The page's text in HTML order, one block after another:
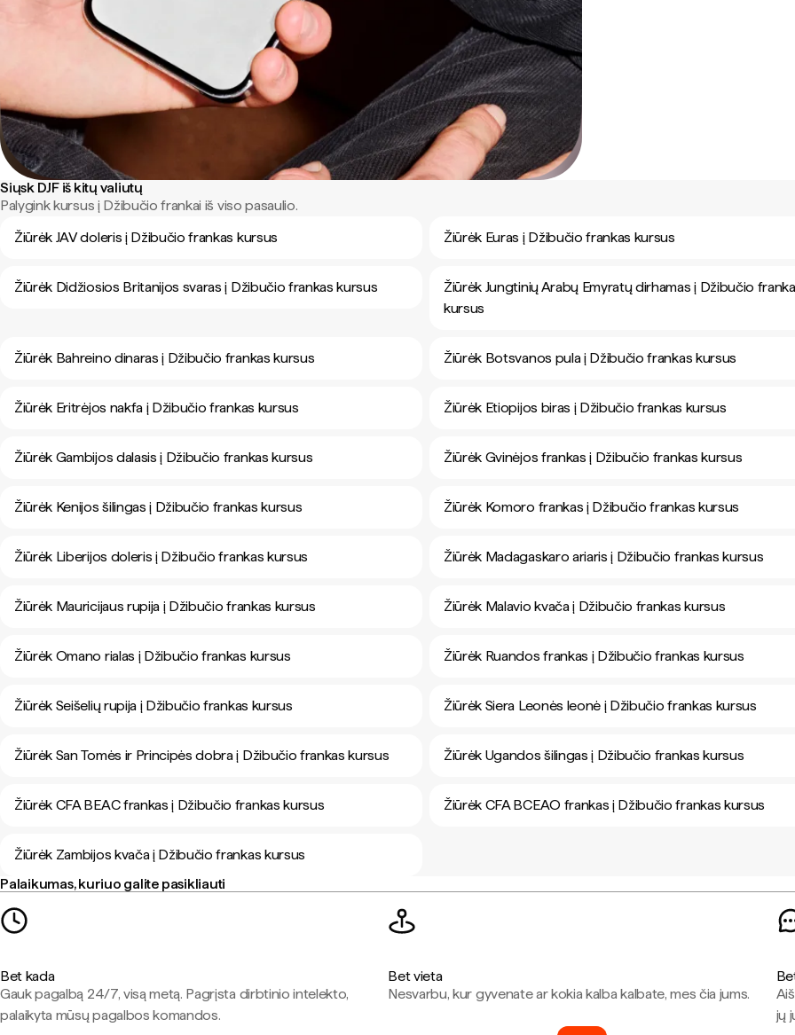
Siųsk DJF iš kitų valiutų
Palygink kursus į Džibučio frankai iš viso pasaulio.
Žiūrėk JAV doleris į Džibučio frankas kursus
Žiūrėk Euras į Džibučio frankas kursus
Žiūrėk Didžiosios Britanijos svaras į Džibučio frankas kursus
Žiūrėk Jungtinių Arabų Emyratų dirhamas į Džibučio
kursus
Žiūrėk Bahreino dinaras į Džibučio frankas kursus Žiūrėk Botsvanos pula į Džibučio frankas kursus
Žiūrėk Eritrėjos nakfa į Džibučio frankas kursus Žiūrėk Etiopijos biras į Džibučio frankas kursus
Žiūrėk Gambijos dalasis į Džibučio frankas kursus Žiūrėk Gvinėjos frankas į Džibučio frankas kursus
Žiūrėk Kenijos šilingas į Džibučio frankas kursus Žiūrėk Komoro frankas į Džibučio frankas kursus
Žiūrėk Liberijos doleris į Džibučio frankas kursus Žiūrėk Madagaskaro ariaris į Džibučio frankas kursus
Žiūrėk Mauricijaus rupija į Džibučio frankas kursus Žiūrėk Malavio kvača į Džibučio frankas kursus
Žiūrėk Omano rialas į Džibučio frankas kursus Žiūrėk Ruandos frankas į Džibučio frankas kursus
Žiūrėk Seišelių rupija į Džibučio frankas kursus Žiūrėk Siera Leonės leonė į Džibučio frankas kursus
Žiūrėk San Tomės ir Principės dobra į Džibučio frankas kursus Žiūrėk Ugandos šilingas į Džibučio frankas kursus
Žiūrėk CFA BEAC frankas į Džibučio frankas kursus Žiūrėk CFA BCEAO frankas į Džibučio frankas kursus
Žiūrėk Zambijos kvača į Džibučio frankas kursus
Palaikumas, kuriuo galite pasikliauti
Bet kada
Gauk pagalbą 24/7, visą metą. Pagrįsta dirbtinio intelekto,
palaikyta mūsų pagalbos komandos.
Bet vieta
Nesvarbu, kur gyvenate ar kokia kalba kalbate, mes čia jums.
jų